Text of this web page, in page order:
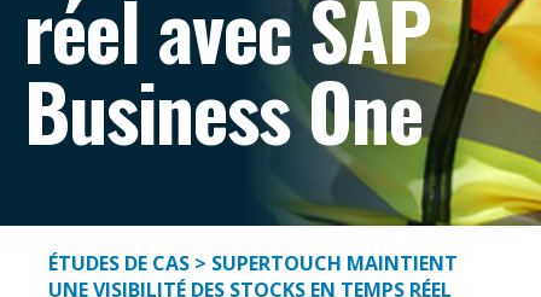
réel avec SAP
Business One
ÉTUDES DE CAS > SUPERTOUCH MAINTIENT
UNE VISIBILITÉ DES STOCKS EN TEMPS RÉEL